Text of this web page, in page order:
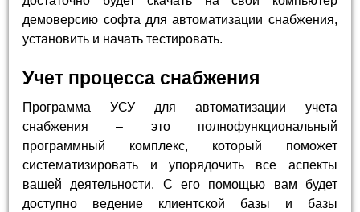
демоверсию софта для автоматизации снабжения,
установить и начать тестировать.
Учет процесса снабжения
Программа УСУ для автоматизации учета
снабжения – это полнофункциональный
программный комплекс, который поможет
систематизировать и упорядочить все аспекты
вашей деятельности. С его помощью вам будет
доступно ведение клиентской базы и базы